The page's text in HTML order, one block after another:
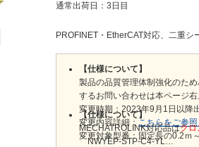
通常出荷日： 3日目
PROFINET・EtherCAT対応、二重
【仕様について】
製品の品質管理体制強化のた
するお問い合わせは本ページ
変更時期：2023年9月1日以降
変更内容詳細： こちらをご参照
変更対象型番：固定長の0.2ｍ
【仕様について】
MECHATROLINK対応品はクロ
NWYEP-STP-C4-YL